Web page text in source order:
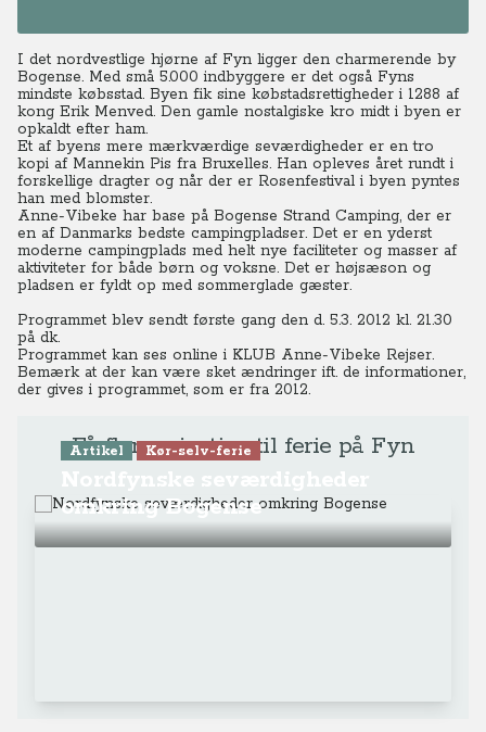
I det nordvestlige hjørne af Fyn ligger den charmerende by
Bogense. Med små 5.000 indbyggere er det også Fyns
mindste købsstad. Byen fik sine købstadsrettigheder i 1288 af
kong Erik Menved. Den gamle nostalgiske kro midt i byen er
opkaldt efter ham.
Et af byens mere mærkværdige seværdigheder er en tro
kopi af Mannekin Pis fra Bruxelles. Han opleves året rundt i
forskellige dragter og når der er Rosenfestival i byen pyntes
han med blomster.
Anne-Vibeke har base på Bogense Strand Camping, der er
en af Danmarks bedste campingpladser. Det er en yderst
moderne campingplads med helt nye faciliteter og masser af
aktiviteter for både børn og voksne. Det er højsæson og
pladsen er fyldt op med sommerglade gæster.
Programmet blev sendt første gang den d. 5.3. 2012 kl. 21.30
på dk.
Programmet kan ses onlinei KLUB Anne-Vibeke Rejser.
Bemærk at der kan være sket ændringer ift. de informationer,
der gives i programmet, som er fra 2012.
Få flere rejsetips til ferie på Fyn
Artikel Kør-selv-ferie
omkring Bogense